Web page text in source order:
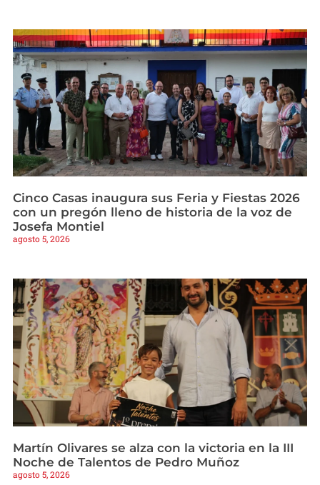
Cinco Casas inaugura sus Feria y Fiestas 2026
con un pregón lleno de historia de la voz de
Josefa Montiel
agosto 5, 2026
Martín Olivares se alza con la victoria en la III
Noche de Talentos de Pedro Muñoz
agosto 5, 2026